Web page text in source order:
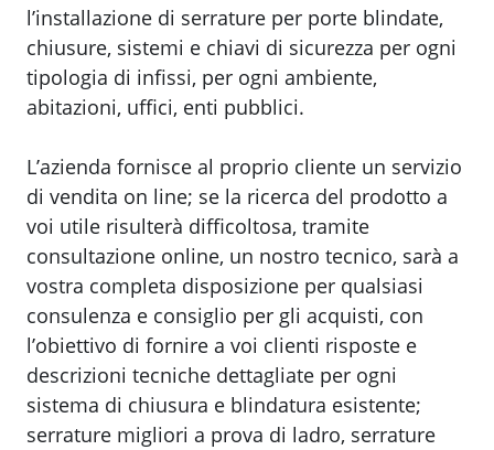
l’installazione di serrature per porte blindate,
chiusure, sistemi e chiavi di sicurezza per ogni
tipologia di infissi, per ogni ambiente,
abitazioni, uffici, enti pubblici.
L’azienda fornisce al proprio cliente un servizio
di vendita on line; se la ricerca del prodotto a
voi utile risulterà difficoltosa, tramite
consultazione online, un nostro tecnico, sarà a
vostra completa disposizione per qualsiasi
consulenza e consiglio per gli acquisti, con
l’obiettivo di fornire a voi clienti risposte e
descrizioni tecniche dettagliate per ogni
sistema di chiusura e blindatura esistente;
serrature migliori a prova di ladro, serrature